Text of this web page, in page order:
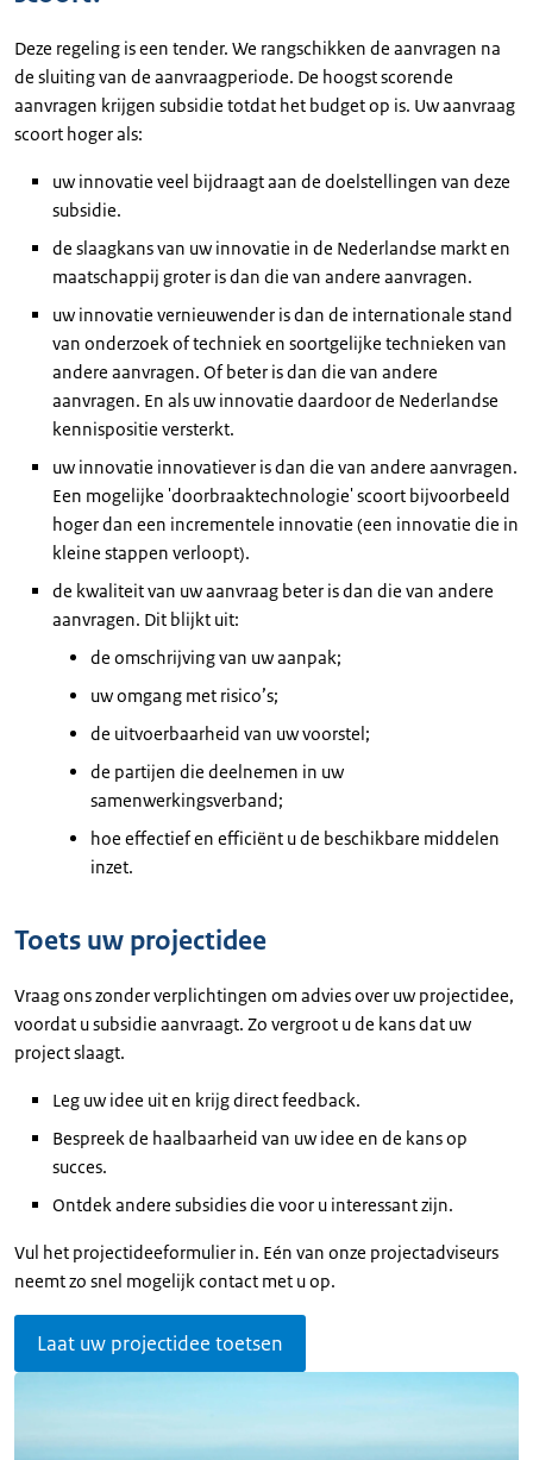
Deze regeling is een tender. We rangschikken de aanvragen na
de sluiting van de aanvraagperiode. De hoogst scorende
aanvragen krijgen subsidie totdat het budget op is. Uw aanvraag
scoort hoger als:
uw innovatie veel bijdraagt aan de doelstellingen van deze
subsidie.
de slaagkans van uw innovatie in de Nederlandse markt en
maatschappij groter is dan die van andere aanvragen.
uw innovatie vernieuwender is dan de internationale stand
van onderzoek of techniek en soortgelijke technieken van
andere aanvragen. Of beter is dan die van andere
aanvragen. En als uw innovatie daardoor de Nederlandse
kennispositie versterkt.
uw innovatie innovatiever is dan die van andere aanvragen.
Een mogelijke 'doorbraaktechnologie' scoort bijvoorbeeld
hoger dan een incrementele innovatie (een innovatie die in
kleine stappen verloopt).
de kwaliteit van uw aanvraag beter is dan die van andere
aanvragen. Dit blijkt uit:
de omschrijving van uw aanpak;
uw omgang met risico’s;
de uitvoerbaarheid van uw voorstel;
de partijen die deelnemen in uw
samenwerkingsverband;
hoe effectief en efficiënt u de beschikbare middelen
inzet.
Toets uw projectidee
Vraag ons zonder verplichtingen om advies over uw projectidee,
voordat u subsidie aanvraagt. Zo vergroot u de kans dat uw
project slaagt.
Leg uw idee uit en krijg direct feedback.
Bespreek de haalbaarheid van uw idee en de kans op
succes.
Ontdek andere subsidies die voor u interessant zijn.
Vul het projectideeformulier in. Eén van onze projectadviseurs
neemt zo snel mogelijk contact met u op.
Laat uw projectidee toetsen